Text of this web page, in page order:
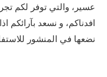
عسير، والتي توفر لكم
افدناكم، و نسعد
نضعها في المنشور